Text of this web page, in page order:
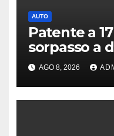
AUTO
Patente a
sorpasso a
tutto, nuove
studio
AGO 8, 2026